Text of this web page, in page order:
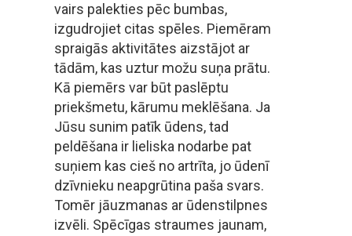
vairs palekties pēc bumbas,
izgudrojiet citas spēles. Piemēram
spraigās aktivitātes aizstājot ar
tādām, kas uztur možu suņa prātu.
Kā piemērs var būt paslēptu
priekšmetu, kārumu meklēšana. Ja
Jūsu sunim patīk ūdens, tad
peldēšana ir lieliska nodarbe pat
suņiem kas cieš no artrīta, jo ūdenī
dzīvnieku neapgrūtina paša svars.
Tomēr jāuzmanas ar ūdenstilpnes
izvēli. Spēcīgas straumes jaunam,